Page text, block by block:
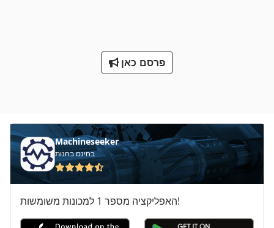
פרסם כאן
Machineseeker
בחינם בחנות
האפליקציה מספר 1 למכונות משומשות!